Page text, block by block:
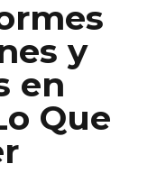
y
en
Que